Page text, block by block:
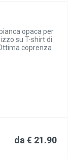
opaca per
su T-shirt di
coprenza
da € 21.90